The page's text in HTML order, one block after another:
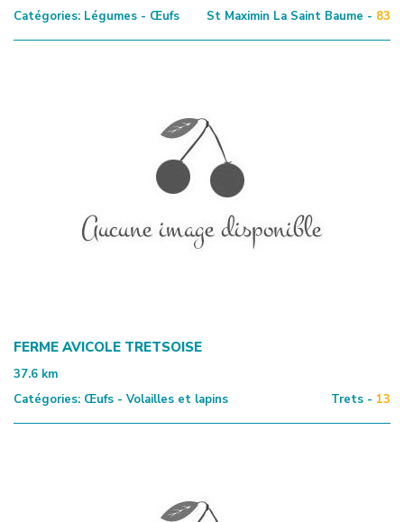
Catégories: Légumes - Œufs St Maximin La Saint Baume - 83
FERME AVICOLE TRETSOISE
37.6 km
Catégories: Œufs - Volailles et lapins Trets - 13